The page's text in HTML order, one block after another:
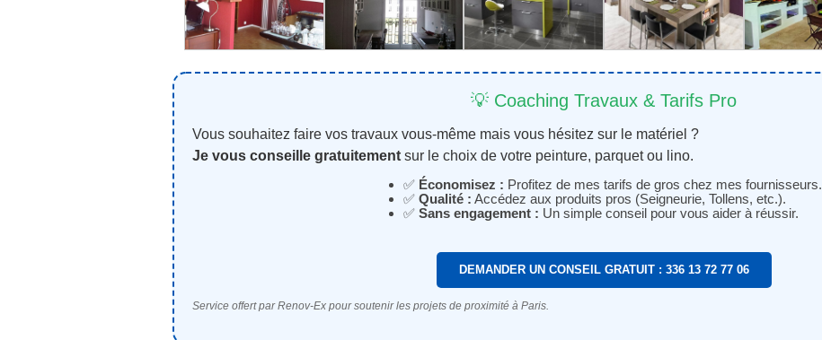
💡 Coaching Travaux & Tarifs Pro
Vous souhaitez faire vos travaux vous-même mais vous hésitez sur le matériel ?
Je vous conseille gratuitement sur le choix de votre peinture, parquet ou lino.
✅ Économisez : Profitez de mes tarifs de gros chez mes fournisseurs.
✅ Qualité : Accédez aux produits pros (Seigneurie, Tollens, etc.).
✅ Sans engagement : Un simple conseil pour vous aider à réussir.
DEMANDER UN CONSEIL GRATUIT : 336 13 72 77 06
Service offert par Renov-Ex pour soutenir les projets de proximité à Paris.